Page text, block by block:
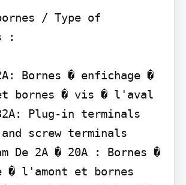
/ Type of
:
Bornes � enfichage �
bornes � vis � l'aval
Plug-in terminals
and screw terminals
De 2A � 20A : Bornes �
� l'amont et bornes